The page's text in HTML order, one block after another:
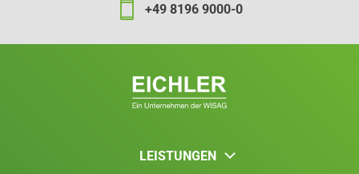
+49 8196 9000-0
LEISTUNGEN